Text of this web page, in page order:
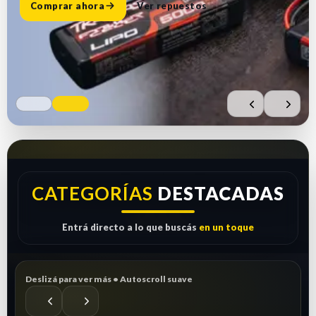
Comprar ahora Ver repuestos
CATEGORÍAS DESTACADAS
Entrá directo a lo que buscás en un toque
Deslizá para ver más • Autoscroll suave